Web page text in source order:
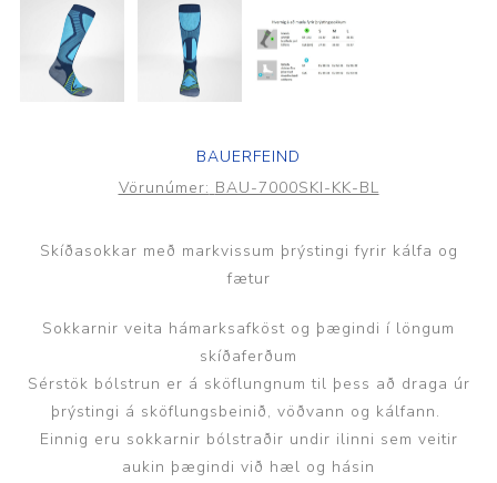
BAUERFEIND
Vörunúmer: BAU-7000SKI-KK-BL
Skíðasokkar með markvissum þrýstingi fyrir kálfa og
fætur
Sokkarnir veita hámarksafköst og þægindi í löngum
skíðaferðum
Sérstök bólstrun er á sköflungnum til þess að draga úr
þrýstingi á sköflungsbeinið, vöðvann og kálfann.
Einnig eru sokkarnir bólstraðir undir ilinni sem veitir
aukin þægindi við hæl og hásin